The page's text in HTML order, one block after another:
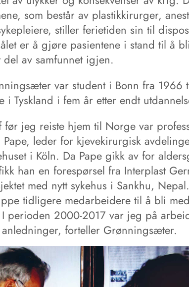
som består av plastikkirurger,
stiller ferietiden sin til
er å gjøre pasientene i stand til å
del av samfunnet igjen.
var student i Bonn fra 1966
Tyskland i fem år etter endt
før jeg reiste hjem til Norge var
Pape, leder for kjevekirurgisk
i Köln. Da Pape gikk av for
han en forespørsel fra Interplast
med nytt sykehus i Sankhu,
tidligere medarbeidere til å bli
perioden 2000-2017 var jeg på
forteller Grønningsæter.